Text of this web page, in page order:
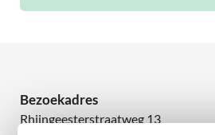
Bezoekadres
Rhijngeesterstraatweg 13